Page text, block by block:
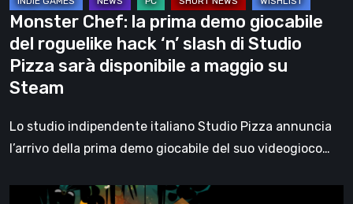
‘n’
slash
di
Studio
Pizza
sarà
disponibile
maggio
Monster Chef: la prima demo giocabile
del roguelike hack ‘n’ slash di Studio
Pizza sarà disponibile a maggio su
Steam
Lo studio indipendente italiano Studio Pizza annuncia
l’arrivo della prima demo giocabile del suo videogioco…
Annunciato